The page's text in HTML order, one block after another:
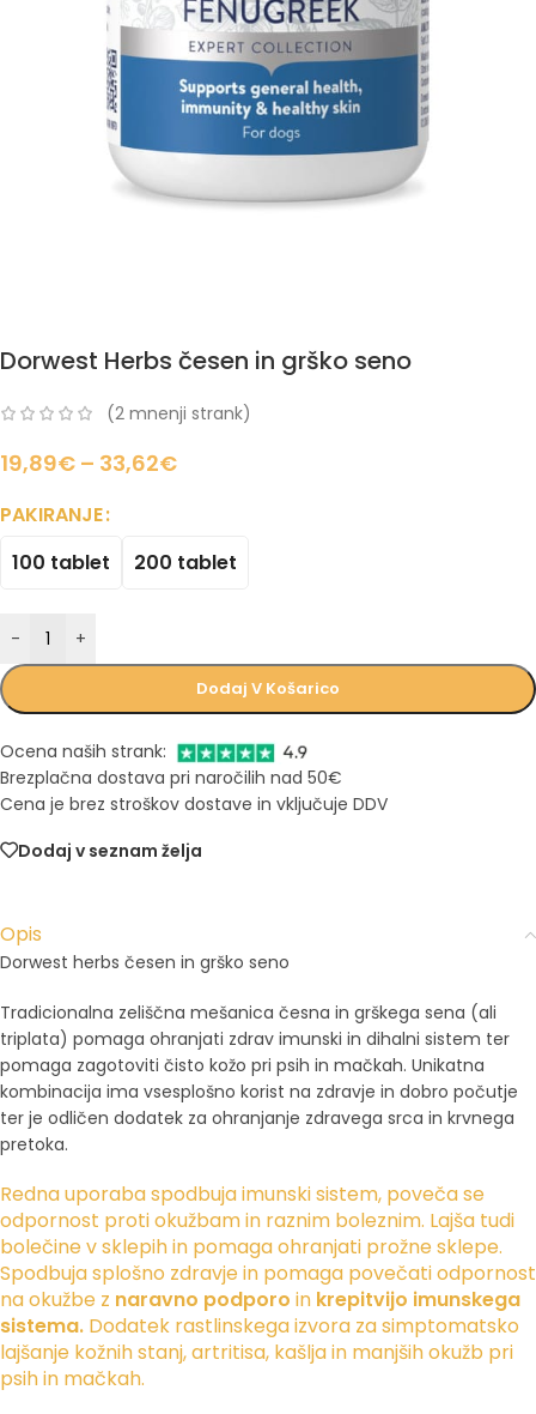
Dorwest Herbs česen in grško seno
(2 mnenji strank)
19,89€ – 33,62€
PAKIRANJE
100 tablet
200 tablet
- +
Dodaj V Košarico
Ocena naših strank:
Brezplačna dostava pri naročilih nad 50€
Cena je brez stroškov dostave in vključuje DDV
Dodaj v seznam želja
Opis
Dorwest herbs česen in grško seno
Tradicionalna zeliščna mešanica česna in grškega sena (ali
triplata) pomaga ohranjati zdrav imunski in dihalni sistem ter
pomaga zagotoviti čisto kožo pri psih in mačkah. Unikatna
kombinacija ima vsesplošno korist na zdravje in dobro počutje
ter je odličen dodatek za ohranjanje zdravega srca in krvnega
pretoka.
Redna uporaba spodbuja imunski sistem, poveča se
odpornost proti okužbam in raznim boleznim. Lajša tudi
bolečine v sklepih in pomaga ohranjati prožne sklepe.
Spodbuja splošno zdravje in pomaga povečati odpornost
na okužbe z naravno podporo in krepitvijo imunskega
sistema. Dodatek rastlinskega izvora za simptomatsko
lajšanje kožnih stanj, artritisa, kašlja in manjših okužb pri
psih in mačkah.